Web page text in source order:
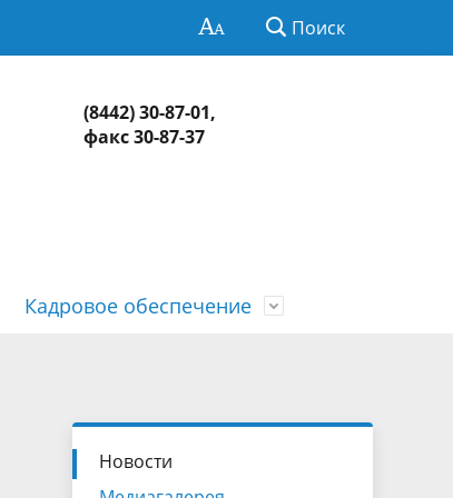
Поиск
(8442) 30-87-01,
факс 30-87-37
Контакты
экспертно-аналитических
мероприятиях
о результатах рассмотрения
обращений и принятых мерах
Кадровое обеспечение
Новости